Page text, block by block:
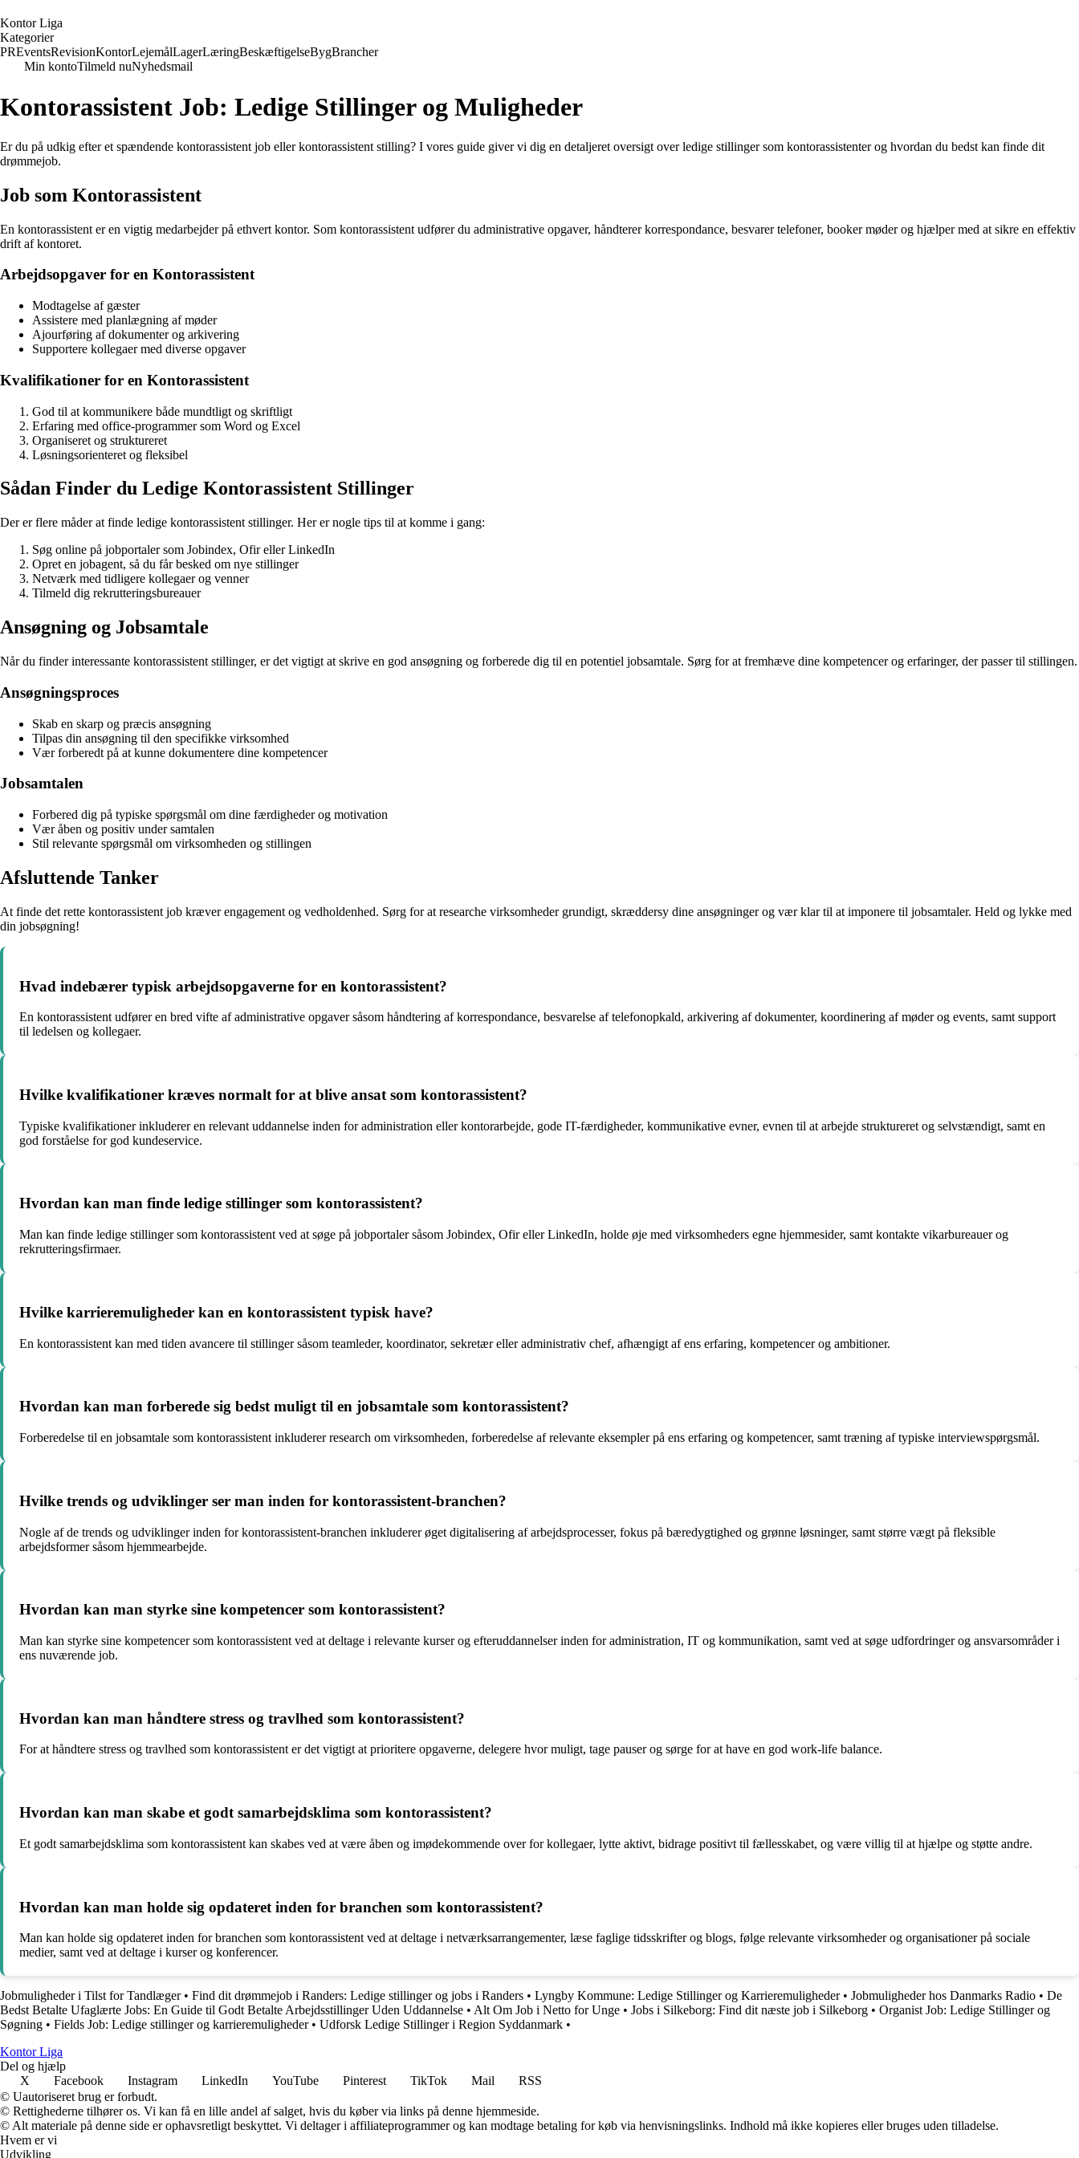
KontorLiga
Kategorier
PREventsRevisionKontorLejemålLagerLæringBeskæftigelseBygBrancher
Min kontoTilmeld nuNyhedsmail
Kontorassistent Job: Ledige Stillinger og Muligheder
Er du på udkig efter et spændende kontorassistent job eller kontorassistent stilling? I vores guide giver vi dig en detaljeret oversigt over ledige stillinger som kontorassistenter og hvordan du bedst kan finde dit
drømmejob.
Job som Kontorassistent
En kontorassistent er en vigtig medarbejder på ethvert kontor. Som kontorassistent udfører du administrative opgaver, håndterer korrespondance, besvarer telefoner, booker møder og hjælper med at sikre en effektiv
drift af kontoret.
Arbejdsopgaver for en Kontorassistent
Modtagelse af gæster
Assistere med planlægning af møder
Ajourføring af dokumenter og arkivering
Supportere kollegaer med diverse opgaver
Kvalifikationer for en Kontorassistent
God til at kommunikere både mundtligt og skriftligt
Erfaring med office-programmer som Word og Excel
Organiseret og struktureret
Løsningsorienteret og fleksibel
Sådan Finder du Ledige Kontorassistent Stillinger
Der er flere måder at finde ledige kontorassistent stillinger. Her er nogle tips til at komme i gang:
Søg online på jobportaler som Jobindex, Ofir eller LinkedIn
Opret en jobagent, så du får besked om nye stillinger
Netværk med tidligere kollegaer og venner
Tilmeld dig rekrutteringsbureauer
Ansøgning og Jobsamtale
Når du finder interessante kontorassistent stillinger, er det vigtigt at skrive en god ansøgning og forberede dig til en potentiel jobsamtale. Sørg for at fremhæve dine kompetencer og erfaringer, der passer til stillingen.
Ansøgningsproces
Skab en skarp og præcis ansøgning
Tilpas din ansøgning til den specifikke virksomhed
Vær forberedt på at kunne dokumentere dine kompetencer
Jobsamtalen
Forbered dig på typiske spørgsmål om dine færdigheder og motivation
Vær åben og positiv under samtalen
Stil relevante spørgsmål om virksomheden og stillingen
Afsluttende Tanker
At finde det rette kontorassistent job kræver engagement og vedholdenhed. Sørg for at researche virksomheder grundigt, skræddersy dine ansøgninger og vær klar til at imponere til jobsamtaler. Held og lykke med
din jobsøgning!
Hvad indebærer typisk arbejdsopgaverne for en kontorassistent?
En kontorassistent udfører en bred vifte af administrative opgaver såsom håndtering af korrespondance, besvarelse af telefonopkald, arkivering af dokumenter, koordinering af møder og events, samt support
til ledelsen og kollegaer.
Hvilke kvalifikationer kræves normalt for at blive ansat som kontorassistent?
Typiske kvalifikationer inkluderer en relevant uddannelse inden for administration eller kontorarbejde, gode IT-færdigheder, kommunikative evner, evnen til at arbejde struktureret og selvstændigt, samt en
god forståelse for god kundeservice.
Hvordan kan man finde ledige stillinger som kontorassistent?
Man kan finde ledige stillinger som kontorassistent ved at søge på jobportaler såsom Jobindex, Ofir eller LinkedIn, holde øje med virksomheders egne hjemmesider, samt kontakte vikarbureauer og
rekrutteringsfirmaer.
Hvilke karrieremuligheder kan en kontorassistent typisk have?
En kontorassistent kan med tiden avancere til stillinger såsom teamleder, koordinator, sekretær eller administrativ chef, afhængigt af ens erfaring, kompetencer og ambitioner.
Hvordan kan man forberede sig bedst muligt til en jobsamtale som kontorassistent?
Forberedelse til en jobsamtale som kontorassistent inkluderer research om virksomheden, forberedelse af relevante eksempler på ens erfaring og kompetencer, samt træning af typiske interviewspørgsmål.
Hvilke trends og udviklinger ser man inden for kontorassistent-branchen?
Nogle af de trends og udviklinger inden for kontorassistent-branchen inkluderer øget digitalisering af arbejdsprocesser, fokus på bæredygtighed og grønne løsninger, samt større vægt på fleksible
arbejdsformer såsom hjemmearbejde.
Hvordan kan man styrke sine kompetencer som kontorassistent?
Man kan styrke sine kompetencer som kontorassistent ved at deltage i relevante kurser og efteruddannelser inden for administration, IT og kommunikation, samt ved at søge udfordringer og ansvarsområder i
ens nuværende job.
Hvordan kan man håndtere stress og travlhed som kontorassistent?
For at håndtere stress og travlhed som kontorassistent er det vigtigt at prioritere opgaverne, delegere hvor muligt, tage pauser og sørge for at have en god work-life balance.
Hvordan kan man skabe et godt samarbejdsklima som kontorassistent?
Et godt samarbejdsklima som kontorassistent kan skabes ved at være åben og imødekommende over for kollegaer, lytte aktivt, bidrage positivt til fællesskabet, og være villig til at hjælpe og støtte andre.
Hvordan kan man holde sig opdateret inden for branchen som kontorassistent?
Man kan holde sig opdateret inden for branchen som kontorassistent ved at deltage i netværksarrangementer, læse faglige tidsskrifter og blogs, følge relevante virksomheder og organisationer på sociale
medier, samt ved at deltage i kurser og konferencer.
Jobmuligheder i Tilst for Tandlæger• Find dit drømmejob i Randers: Ledige stillinger og jobs i Randers • Lyngby Kommune: Ledige Stillinger og Karrieremuligheder• Jobmuligheder hos Danmarks Radio • De
Bedst Betalte Ufaglærte Jobs: En Guide til Godt Betalte Arbejdsstillinger Uden Uddannelse • Alt Om Job i Netto for Unge • Jobs i Silkeborg: Find dit næste job i Silkeborg • Organist Job: Ledige Stillinger og
Søgning • Fields Job: Ledige stillinger og karrieremuligheder• Udforsk Ledige Stillinger i Region Syddanmark •
KontorLiga
Del og hjælp
X
Facebook Instagram LinkedIn YouTube Pinterest TikTok Mail
RSS
© Uautoriseret brug er forbudt.
© Rettighederne tilhører os. Vi kan få en lille andel af salget, hvis du køber via links på denne hjemmeside.
© Alt materiale på denne side er ophavsretligt beskyttet. Vi deltager i affiliateprogrammer og kan modtage betaling for køb via henvisningslinks. Indhold må ikke kopieres eller bruges uden tilladelse.
Hvem er vi
Udvikling